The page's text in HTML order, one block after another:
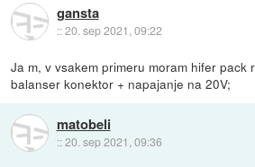
gansta
::20. sep 2021, 09:22
Ja m, v vsakem primeru moram hifer pack
balanser konektor + napajanje na 20V;
matobeli
::20. sep 2021, 09:36